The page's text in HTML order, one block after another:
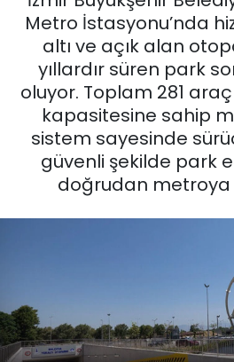
Metro İstasyonu’nda
altı ve açık alan
yıllardır süren park
oluyor. Toplam 281
kapasitesine sahip
sistem sayesinde
güvenli şekilde park
doğrudan metroya
EKONOMİ
English News
GÜNCEL
KÜLTÜR SANAT
MAGAZİN
Siyaset
Son Dakika Haberleri
Haber Arşivi